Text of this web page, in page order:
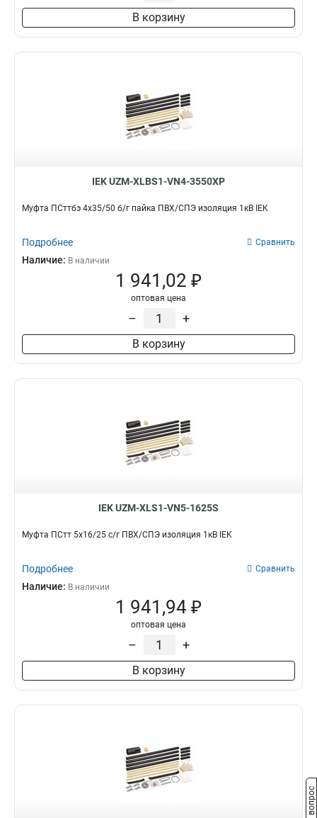
В корзину
IEK UZM-XLBS1-VN4-3550XP
Муфта ПСттбэ 4х35/50 б/г пайка ПВХ/СПЭ изоляция 1кВ IEK
Подробнее Сравнить
Наличие: В наличии
1 941,02 ₽
оптовая цена
– +
В корзину
IEK UZM-XLS1-VN5-1625S
Муфта ПСтт 5х16/25 с/г ПВХ/СПЭ изоляция 1кВ IEK
Подробнее Сравнить
Наличие: В наличии
1 941,94 ₽
оптовая цена
– +
В корзину